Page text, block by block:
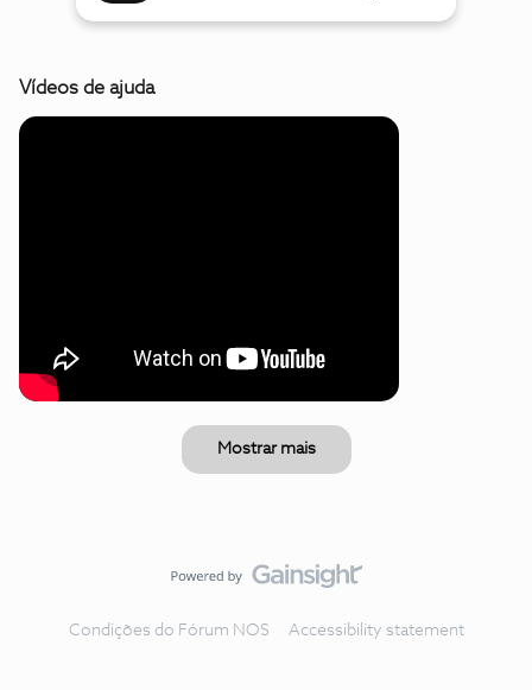
Vídeos de ajuda
Mostrar mais
Condições do Fórum NOS Accessibility statement